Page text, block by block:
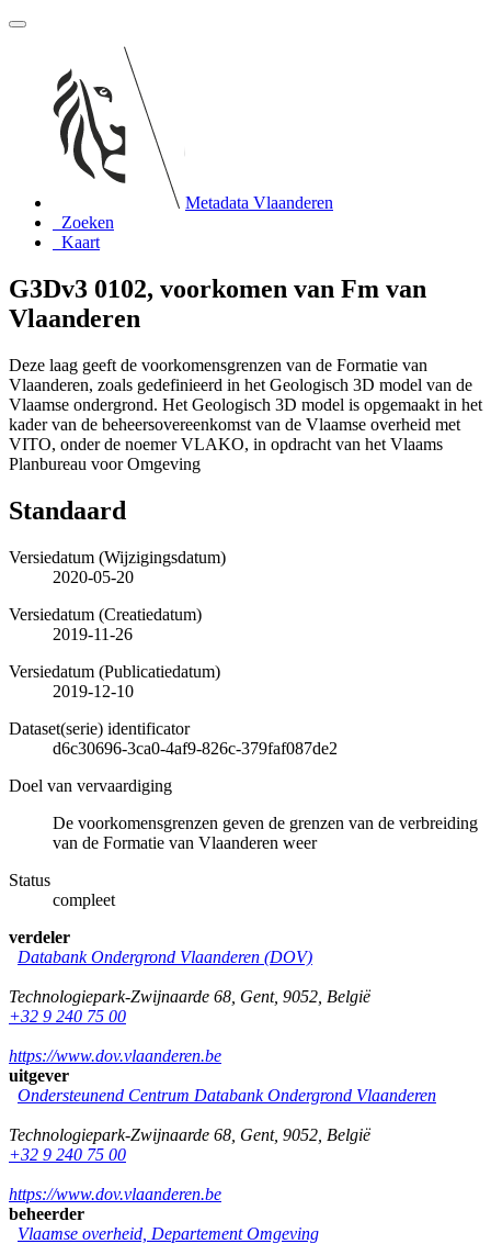
Metadata Vlaanderen
Zoeken
Kaart
G3Dv3 0102, voorkomen van Fm van
Vlaanderen
Deze laag geeft de voorkomensgrenzen van de Formatie van
Vlaanderen, zoals gedefinieerd in het Geologisch 3D model van de
Vlaamse ondergrond. Het Geologisch 3D model is opgemaakt in het
kader van de beheersovereenkomst van de Vlaamse overheid met
VITO, onder de noemer VLAKO, in opdracht van het Vlaams
Planbureau voor Omgeving
Standaard
Versiedatum (Wijzigingsdatum)
2020-05-20
Versiedatum (Creatiedatum)
2019-11-26
Versiedatum (Publicatiedatum)
2019-12-10
Dataset(serie) identificator
d6c30696-3ca0-4af9-826c-379faf087de2
Doel van vervaardiging
De voorkomensgrenzen geven de grenzen van de verbreiding
van de Formatie van Vlaanderen weer
Status
compleet
verdeler
Databank Ondergrond Vlaanderen (DOV)
Technologiepark-Zwijnaarde 68 Gent, 9052 België
+32 9 240 75 00
https://www.dov.vlaanderen.be
uitgever
Ondersteunend Centrum Databank Ondergrond Vlaanderen
Technologiepark-Zwijnaarde 68 Gent, 9052 België
+32 9 240 75 00
https://www.dov.vlaanderen.be
beheerder
Vlaamse overheid, Departement Omgeving